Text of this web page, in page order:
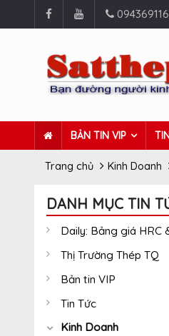
BẢN TIN VIP
Trang chủ Kinh Doanh
DANH MỤC TIN
Daily: Bảng giá HRC
Thị Trường Thép TQ
Bản tin VIP
Tin Tức
Kinh Doanh